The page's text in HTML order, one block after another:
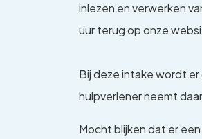
inlezen en verwerken
uur terug op onze
Bij deze intake wordt
hulpverlener neemt
Mocht blijken dat er